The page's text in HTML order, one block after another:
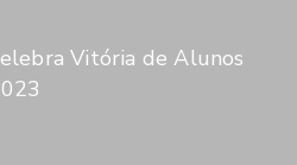
Vitória de Alunos